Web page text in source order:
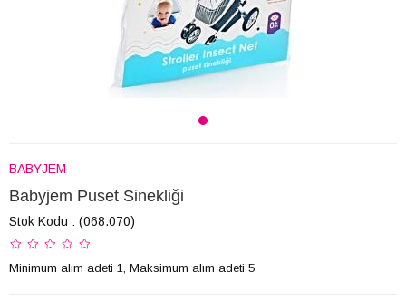
BABYJEM
Babyjem Puset Sinekliği
Stok Kodu (068.070)
Minimum alım adeti 1, Maksimum alım adeti 5